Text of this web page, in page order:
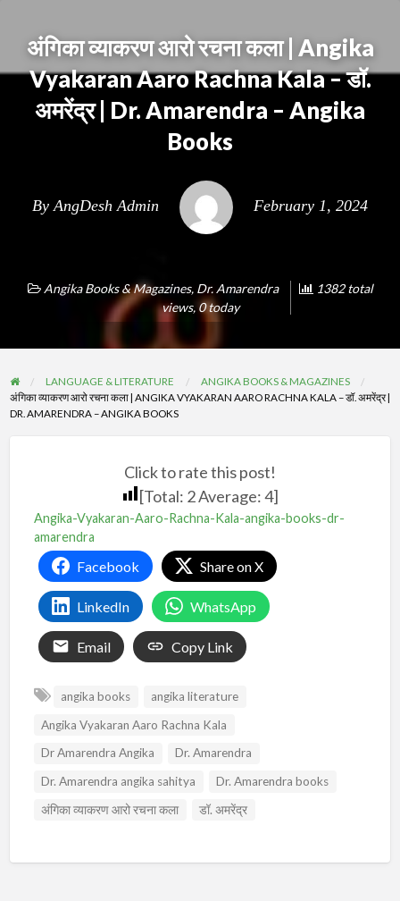
अंगिका व्याकरण आरो रचना कला | Angika
Vyakaran Aaro Rachna Kala – डॉ.
अमरेंद्र | Dr. Amarendra – Angika
Books
By AngDesh Admin February 1, 2024
Angika Books & Magazines, Dr. Amarendra
1382 total
views, 0 today
LANGUAGE & LITERATURE
ANGIKA BOOKS & MAGAZINES
अंगिका व्याकरण आरो रचना कला | ANGIKA VYAKARAN AARO RACHNA KALA – डॉ. अमरेंद्र |
DR. AMARENDRA – ANGIKA BOOKS
Click to rate this post!
[Total: 2Average:4]
Angika-Vyakaran-Aaro-Rachna-Kala-angika-books-dr-
amarendra
Facebook Share on X
LinkedIn WhatsApp
Email Copy Link
angika books
angika literature
Angika Vyakaran Aaro Rachna Kala
Dr Amarendra Angika
Dr. Amarendra
Dr. Amarendra angika sahitya
Dr. Amarendra books
अंगिका व्याकरण आरो रचना कला
डॉ. अमरेंद्र